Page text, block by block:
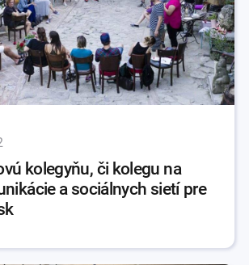
kolegyňu, či kolegu na
a sociálnych sietí pre